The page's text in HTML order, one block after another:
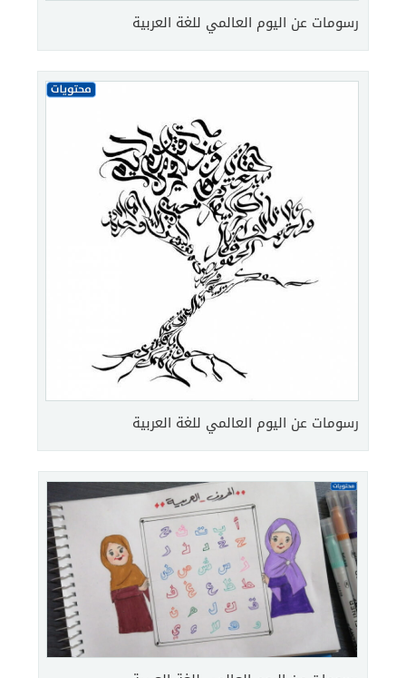
رسومات عن اليوم العالمي للغة العربية
رسومات عن اليوم العالمي للغة العربية